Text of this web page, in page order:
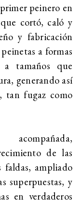
peinero en
cortó, caló y
y fabricación
a formas
a tamaños que
generando así
tan fugaz como
de las
ampliado
superpuestas, y
en verdaderos